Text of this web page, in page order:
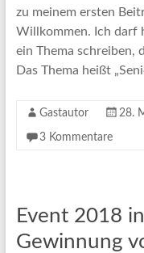
zu meinem ersten
Willkommen. Ich darf
ein Thema schreiben,
Das Thema heißt
Gastautor 28.
3 Kommentare
Event 2018
Gewinnung